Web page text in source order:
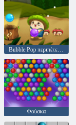
Bubble Pop περιπέτειες
Φούσκα